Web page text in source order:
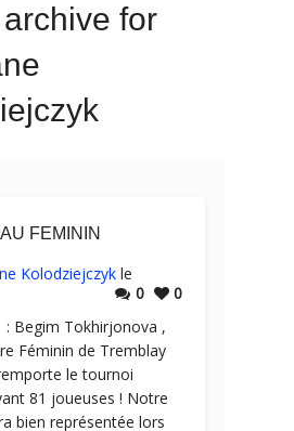
for
FEMININ
Kolodziejczyk le
0
0
: Begim Tokhirjonova ,
Féminin de Tremblay
le tournoi
81 joueuses ! Notre
bien représentée lors